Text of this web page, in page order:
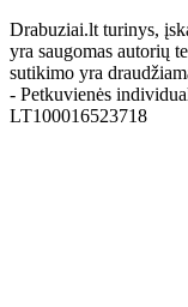
Drabuziai.lt turinys,
yra saugomas autorių
sutikimo yra
- Petkuvienės
LT100016523718